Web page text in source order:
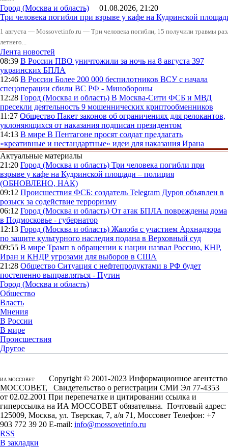
Город (Москва и область) 01.08.2026, 21:20
Три человека погибли при взрыве у кафе на Кудринской
1 августа — Mossovetinfo.ru — Три человека погибли, 15 получили травмы
летнего...
Лента новостей
08:39 В России ПВО уничтожили за ночь на 8 августа 397
украинских БПЛА
12:46 В России Более 200 000 беспилотников ВСУ с начала
спецоперации сбили ВС РФ - Минобороны
12:28 Город (Москва и область) В Москва-Сити ФСБ и МВД
пресекли деятельность 9 мошеннических криптообменников
11:27 Общество Пакет законов об ограничениях для релокантов,
уклоняющихся от наказания подписан президентом
14:13 В мире В Пентагоне просят солдат предлагать
«креативные и нестандартные» идеи для наказания Ирана
Актуальные материалы
21:20 Город (Москва и область) Три человека погибли при
взрыве у кафе на Кудринской площади – полиция
(ОБНОВЛЕНО, НАК)
09:12 Происшествия ФСБ: создатель Telegram Дуров объявлен в
розыск за содействие терроризму
06:12 Город (Москва и область) От атак БПЛА повреждены дома
в Подмосковье - губернатор
12:13 Город (Москва и область) Жалоба с участием Архнадзора
по защите культурного наследия подана в Верховный суд
09:55 В мире Трамп в обращении к нации назвал Россию, КНР,
Иран и КНДР угрозами для выборов в США
21:28 Общество Ситуация с нефтепродуктами в РФ будет
постепенно выправляться - Путин
Город (Москва и область)
Общество
Власть
Мнения
В России
В мире
Происшествия
Другое
ИА МОССОВЕТ
Copyright © 2001-2023 Информационное агентство
МОССОВЕТ, Свидетельство о регистрации СМИ Эл 77-4353
от 02.02.2001 При перепечатке и цитировании ссылка и
гиперссылка на ИА МОССОВЕТ обязательна. Почтовый адрес:
125009, Москва, ул. Тверская, 7, а/я 71, Моссовет Телефон: +7
903 772 39 20 E-mail: info@mossovetinfo.ru
RSS
В закладки